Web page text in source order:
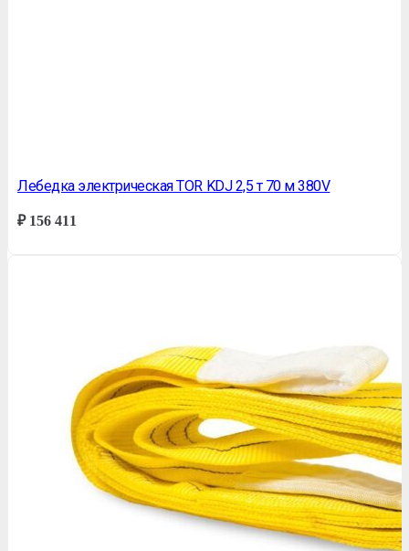
Лебедка электрическая TOR KDJ 2,5 т 70 м 380V
₽156 411